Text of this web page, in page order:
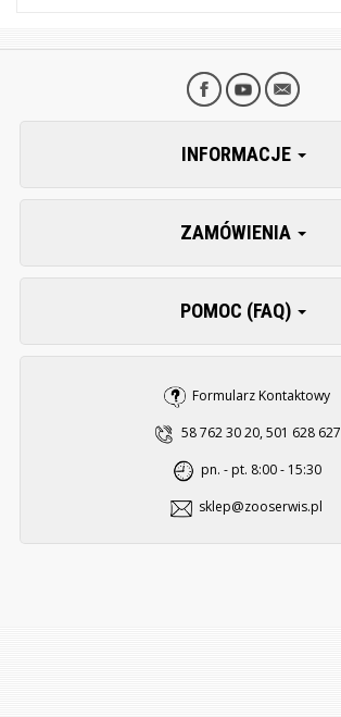
INFORMACJE
ZAMÓWIENIA
POMOC (FAQ)
Formularz Kontaktowy
58 762 30 20, 501 628 627
pn. - pt. 8:00 - 15:30
sklep@zooserwis.pl